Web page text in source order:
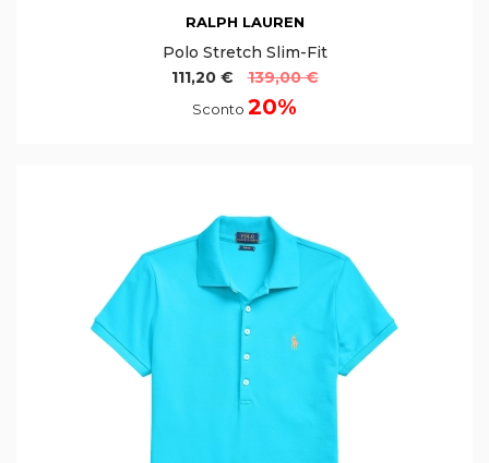
RALPH LAUREN
Polo Stretch Slim-Fit
111,20 €
139,00 €
Sconto 20%